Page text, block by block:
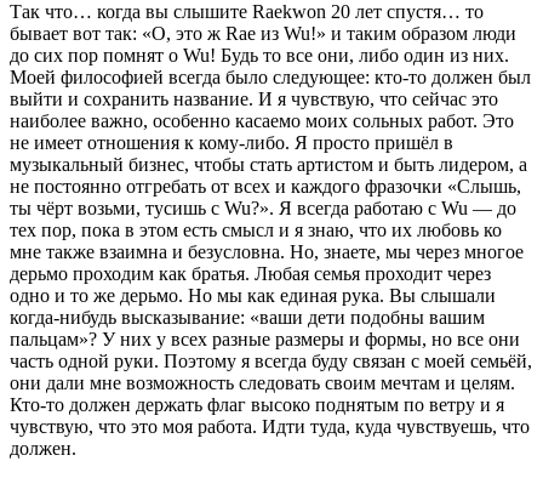
Так что… когда вы слышите Raekwon 20 лет спустя… то
бывает вот так: «О, это ж Rae из Wu!» и таким образом люди
до сих пор помнят о Wu! Будь то все они, либо один из них.
Моей философией всегда было следующее: кто-то должен был
выйти и сохранить название. И я чувствую, что сейчас это
наиболее важно, особенно касаемо моих сольных работ. Это
не имеет отношения к кому-либо. Я просто пришёл в
музыкальный бизнес, чтобы стать артистом и быть лидером, а
не постоянно отгребать от всех и каждого фразочки «Слышь,
ты чёрт возьми, тусишь с Wu?». Я всегда работаю с Wu — до
тех пор, пока в этом есть смысл и я знаю, что их любовь ко
мне также взаимна и безусловна. Но, знаете, мы через многое
дерьмо проходим как братья. Любая семья проходит через
одно и то же дерьмо. Но мы как единая рука. Вы слышали
когда-нибудь высказывание: «ваши дети подобны вашим
пальцам»? У них у всех разные размеры и формы, но все они
часть одной руки. Поэтому я всегда буду связан с моей семьёй,
они дали мне возможность следовать своим мечтам и целям.
Кто-то должен держать флаг высоко поднятым по ветру и я
чувствую, что это моя работа. Идти туда, куда чувствуешь, что
должен.